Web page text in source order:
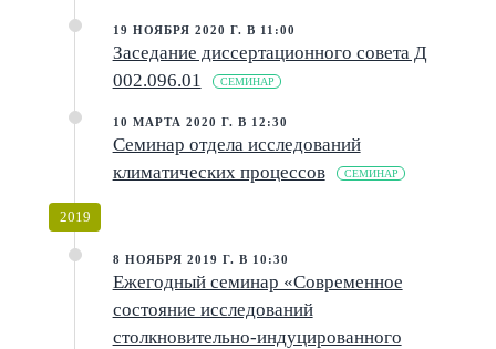
19 НОЯБРЯ 2020 Г. В 11:00
Заседание диссертационного совета Д
002.096.01
СЕМИНАР
10 МАРТА 2020 Г. В 12:30
Семинар отдела исследований
климатических процессов
СЕМИНАР
2019
8 НОЯБРЯ 2019 Г. В 10:30
Ежегодный семинар «Современное
состояние исследований
столкновительно-индуцированного